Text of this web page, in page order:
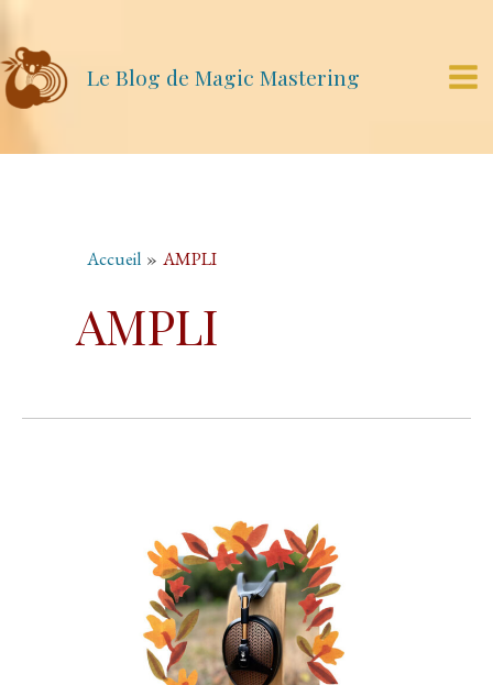
contenu
Le Blog de Magic Mastering
Accueil AMPLI
AMPLI